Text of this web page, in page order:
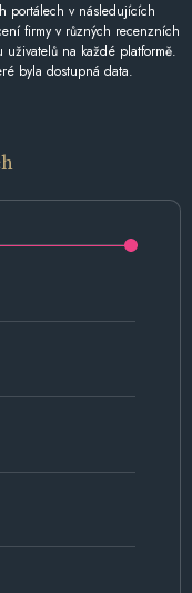
portálech v následujících
firmy v různých recenzních
na každé platformě.
byla dostupná data.